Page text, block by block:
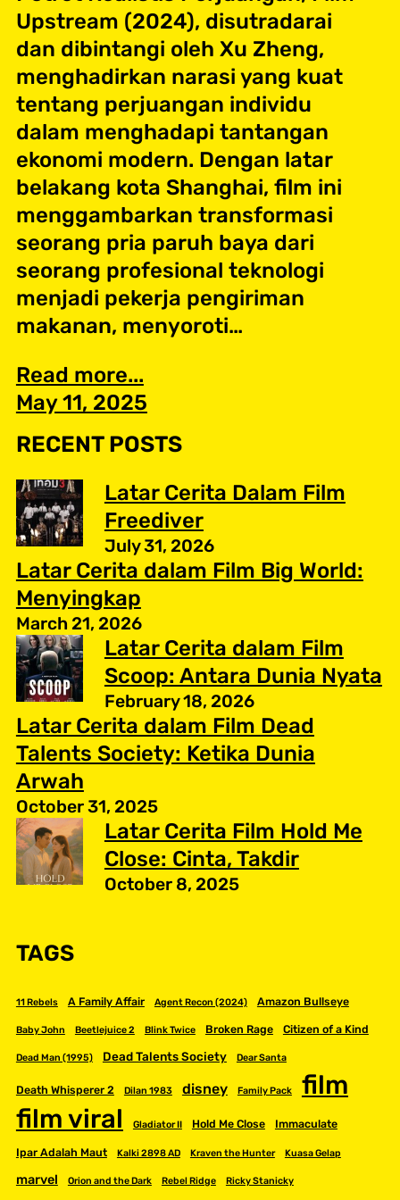
Upstream (2024), disutradarai
dan dibintangi oleh Xu Zheng,
menghadirkan narasi yang kuat
tentang perjuangan individu
dalam menghadapi tantangan
ekonomi modern. Dengan latar
belakang kota Shanghai, film ini
menggambarkan transformasi
seorang pria paruh baya dari
seorang profesional teknologi
menjadi pekerja pengiriman
makanan, menyoroti…
Read more...
May 11, 2025
RECENT POSTS
Latar Cerita Dalam Film
Freediver
July 31, 2026
Latar Cerita dalam Film Big World:
Menyingkap
March 21, 2026
Latar Cerita dalam Film
Scoop: Antara Dunia Nyata
February 18, 2026
Latar Cerita dalam Film Dead
Talents Society: Ketika Dunia
Arwah
October 31, 2025
Latar Cerita Film Hold Me
Close: Cinta, Takdir
October 8, 2025
TAGS
11 Rebels A Family Affair Agent Recon (2024) Amazon Bullseye
Baby John Beetlejuice 2 Blink Twice Broken Rage Citizen of a Kind
Dead Man (1995) Dead Talents Society Dear Santa
Death Whisperer 2 Dilan 1983 disney Family Pack
film
film viral
Gladiator II Hold Me Close Immaculate
Ipar Adalah Maut Kalki 2898 AD Kraven the Hunter Kuasa Gelap
marvel Orion and the Dark Rebel Ridge Ricky Stanicky